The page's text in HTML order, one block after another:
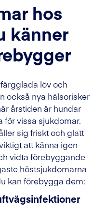
hos
känner
löv och
också nya hälsorisker
årstiden är hundar
för vissa sjukdomar.
sig friskt och glatt
att känna igen
vidta förebyggande
höstsjukdomarna
kan förebygga dem: